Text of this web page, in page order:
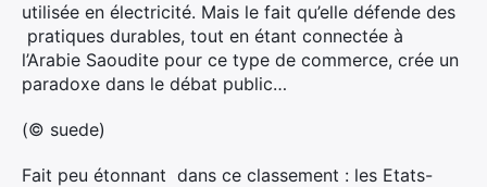
utilisée en électricité. Mais le fait qu’elle défende des
pratiques durables, tout en étant connectée à
l’Arabie Saoudite pour ce type de commerce, crée un
paradoxe dans le débat public…
(© suede)
Fait peu étonnant dans ce classement : les Etats-